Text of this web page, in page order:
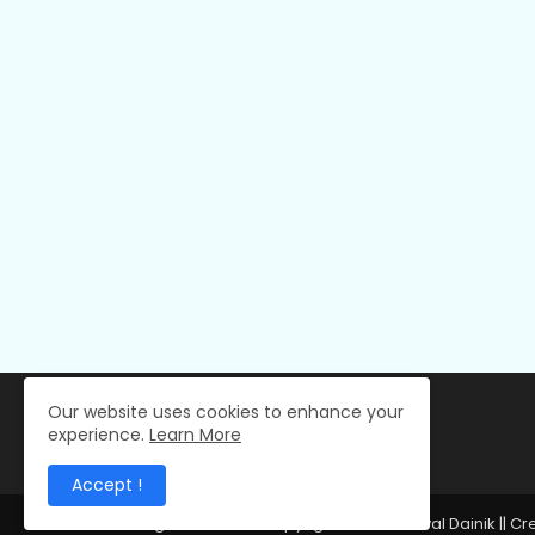
All Right Reserved Copyright © 2024 Deval Dainik ||
Our website uses cookies to enhance your
experience. Learn More
Accept !